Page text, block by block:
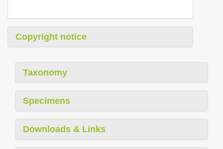
Copyright notice
Taxonomy
Specimens
Downloads & Links